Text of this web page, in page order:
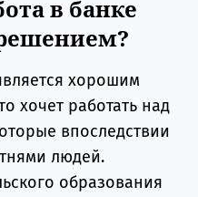
в банке
хорошим
хочет работать над
впоследствии
людей.
образования